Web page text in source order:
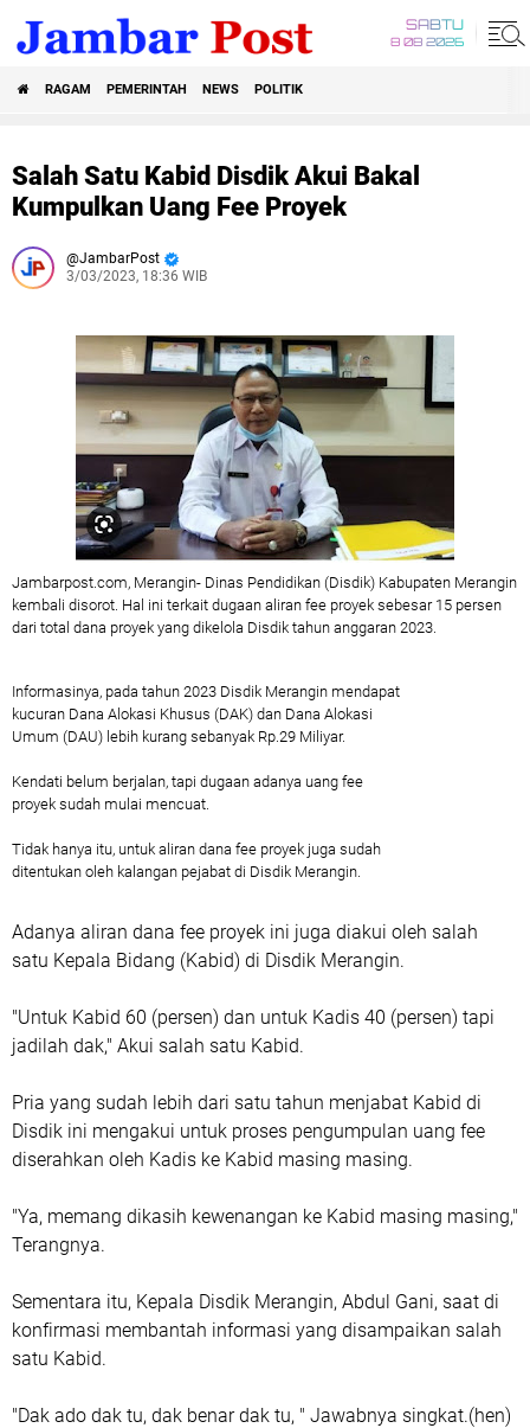
SABTU
8 08 2026
RAGAM PEMERINTAH NEWS POLITIK
Salah Satu Kabid Disdik Akui Bakal
Kumpulkan Uang Fee Proyek
JambarPost
3/03/2023, 18:36 WIB
Jambarpost.com, Merangin- Dinas Pendidikan (Disdik) Kabupaten Merangin
kembali disorot. Hal ini terkait dugaan aliran fee proyek sebesar 15 persen
dari total dana proyek yang dikelola Disdik tahun anggaran 2023.
Informasinya, pada tahun 2023 Disdik Merangin mendapat
kucuran Dana Alokasi Khusus (DAK) dan Dana Alokasi
Umum (DAU) lebih kurang sebanyak Rp.29 Miliyar.
Kendati belum berjalan, tapi dugaan adanya uang fee
proyek sudah mulai mencuat.
Tidak hanya itu, untuk aliran dana fee proyek juga sudah
ditentukan oleh kalangan pejabat di Disdik Merangin.
Adanya aliran dana fee proyek ini juga diakui oleh salah
satu Kepala Bidang (Kabid) di Disdik Merangin.
"Untuk Kabid 60 (persen) dan untuk Kadis 40 (persen) tapi
jadilah dak," Akui salah satu Kabid.
Pria yang sudah lebih dari satu tahun menjabat Kabid di
Disdik ini mengakui untuk proses pengumpulan uang fee
diserahkan oleh Kadis ke Kabid masing masing.
"Ya, memang dikasih kewenangan ke Kabid masing masing,"
Terangnya.
Sementara itu, Kepala Disdik Merangin, Abdul Gani, saat di
konfirmasi membantah informasi yang disampaikan salah
satu Kabid.
"Dak ado dak tu, dak benar dak tu, " Jawabnya singkat.(hen)